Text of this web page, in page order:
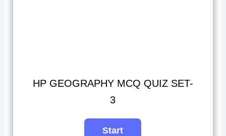
HP GEOGRAPHY MCQ QUIZ SET-
3